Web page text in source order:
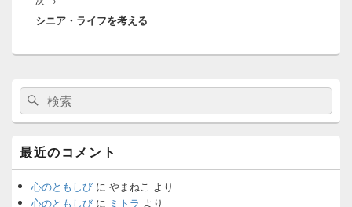
ー
シ
の
稿:
シニア・ライフを考える
ン
サ
ド
バ
ー
ウ
検
索:
検
索
最近のコメント
心のともしび に やまねこ より
心のともしび に ミトラ より